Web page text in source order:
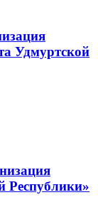
Удмуртской
Республики»